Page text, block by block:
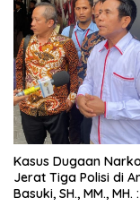
Kasus Dugaan
Jerat Tiga Polisi di
Basuki, SH., MM., MH.